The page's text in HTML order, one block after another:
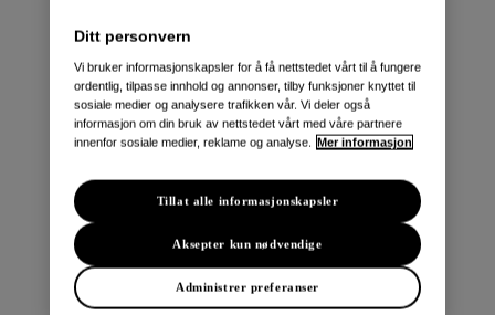
e-NV200 Evalia
Navara
Townstar Varebil
Townstar El-Varebil
Ditt personvern
Vi bruker informasjonskapsler for å få nettstedet vårt til å fungere
ordentlig, tilpasse innhold og annonser, tilby funksjoner knyttet til
sosiale medier og analysere trafikken vår. Vi deler også
informasjon om din bruk av nettstedet vårt med våre partnere
innenfor sosiale medier, reklame og analyse. Mer informasjon
Administrer preferanser
Aksepter kun nødvendige
Tillat alle informasjonskapsler